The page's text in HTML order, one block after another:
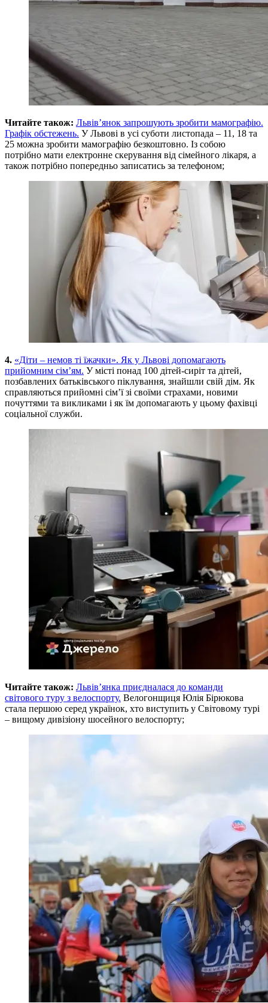
Читайте також: Львів’янок запрошують зробити мамографію.
Графік обстежень. У Львові в усі суботи листопада – 11, 18 та
25 можна зробити мамографію безкоштовно. Із собою
потрібно мати електронне скерування від сімейного лікаря, а
також потрібно попередньо записатись за телефоном;
4. «Діти – немов ті їжачки». Як у Львові допомагають
прийомним сім’ям. У місті понад 100 дітей-сиріт та дітей,
позбавлених батьківського піклування, знайшли свій дім. Як
справляються прийомні сім’ї зі своїми страхами, новими
почуттями та викликами і як їм допомагають у цьому фахівці
соціальної служби.
Читайте також: Львів’янка приєдналася до команди
світового туру з велоспорту. Велогонщиця Юлія Бірюкова
стала першою серед українок, хто виступить у Світовому турі
– вищому дивізіону шосейного велоспорту;